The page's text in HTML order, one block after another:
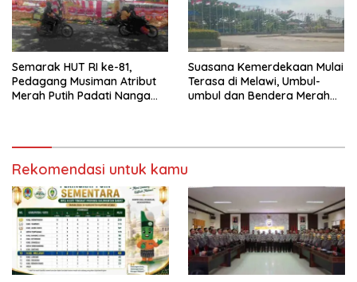
Semarak HUT RI ke-81,
Pedagang Musiman Atribut
Merah Putih Padati Nanga
Suasana Kemerdekaan Mulai
Terasa di Melawi, Umbul-
umbul dan Bendera Merah
Rekomendasi untuk kamu